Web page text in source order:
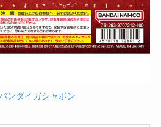
ンダイガシャポン